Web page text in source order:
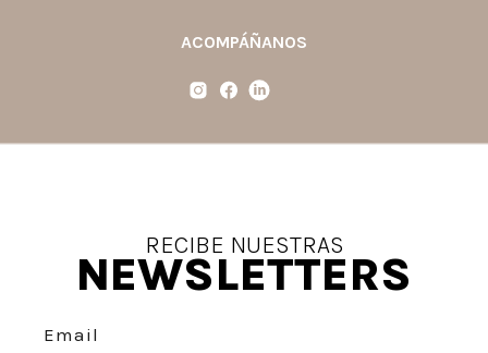
ACOMPÁÑANOS
RECIBE NUESTRAS
NEWSLETTERS